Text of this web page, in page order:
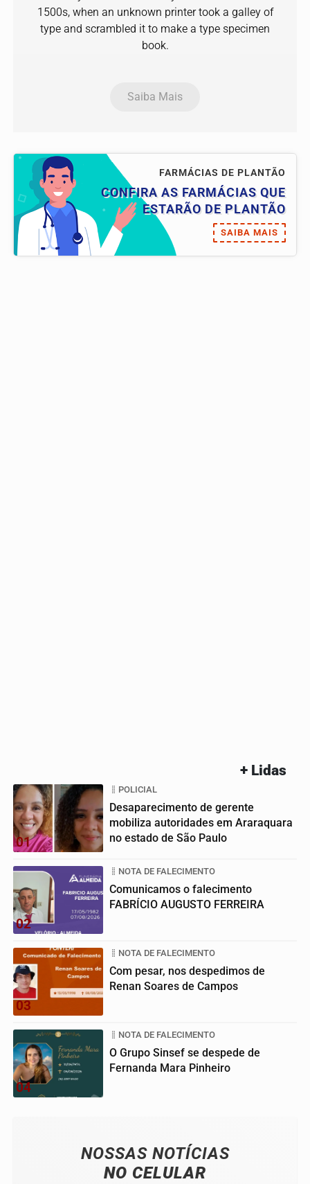
1500s, when an unknown printer took a galley of
type and scrambled it to make a type specimen
book.
Saiba Mais
FARMÁCIAS DE PLANTÃO
CONFIRA AS FARMÁCIAS QUE
ESTARÃO DE PLANTÃO
SAIBA MAIS
+ Lidas
01
POLICIAL
Desaparecimento de gerente
mobiliza autoridades em Araraquara
no estado de São Paulo
02
NOTA DE FALECIMENTO
Comunicamos o falecimento
FABRÍCIO AUGUSTO FERREIRA
03
NOTA DE FALECIMENTO
Com pesar, nos despedimos de
Renan Soares de Campos
04
NOTA DE FALECIMENTO
O Grupo Sinsef se despede de
Fernanda Mara Pinheiro
NOSSAS NOTÍCIAS
NO CELULAR